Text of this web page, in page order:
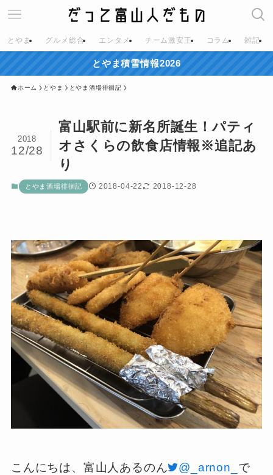
とやま グルメ総合 エンタメ チーム激安王 コラム 雑記
とやま積雪情報2026
ホーム とやま とやま酒場徘徊記
富山駅前に新名所誕生！パティ
オさくらの飲食店情報※追記あ
り
2018
12/28
とやま酒場徘徊記 2018-04-22 2018-12-28
こんにちは、富山人あるのん @_arnon_ で